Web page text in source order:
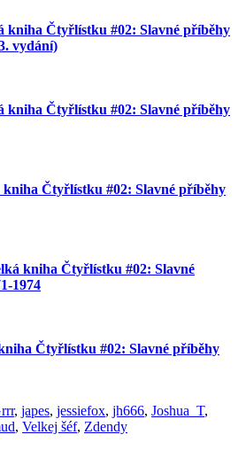
kniha Čtyřlístku #02: Slavné příběhy
vydání)
kniha Čtyřlístku #02: Slavné příběhy
kniha Čtyřlístku #02: Slavné příběhy
kniha Čtyřlístku #02: Slavné
1974
Čtyřlístku #02: Slavné příběhy
, japes, jessiefox, jh666, Joshua_T,
, Velkej šéf, Zdendy